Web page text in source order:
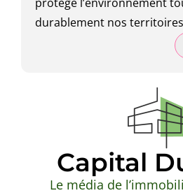
Capital
Le média de
durablement nos